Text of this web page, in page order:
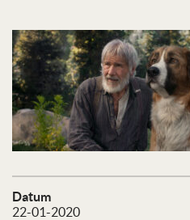
Datum
22-01-2020